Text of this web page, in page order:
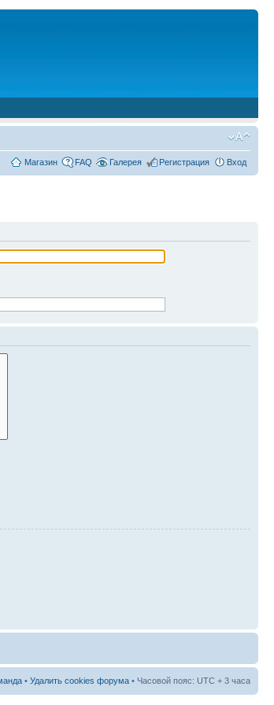
Магазин FAQ Галерея Регистрация Вход
• Удалить cookies форума • Часовой пояс: UTC + 3 часа